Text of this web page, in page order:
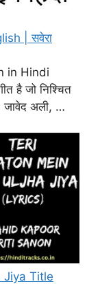
| सवेरा
in Hindi
है जो निश्चित
जावेद अली, …
Jiya Title